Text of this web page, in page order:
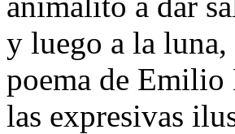
y luego a la
poema de Emilio
las expresivas